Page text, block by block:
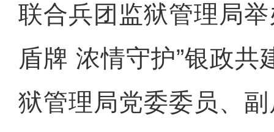
联合兵团监狱管理局
盾牌 浓情守护”银政共
狱管理局党委委员、